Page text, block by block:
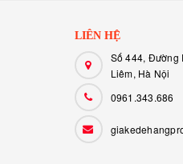
LIÊN HỆ
Số 444, Đường
Liêm, Hà Nội
0961.343.686